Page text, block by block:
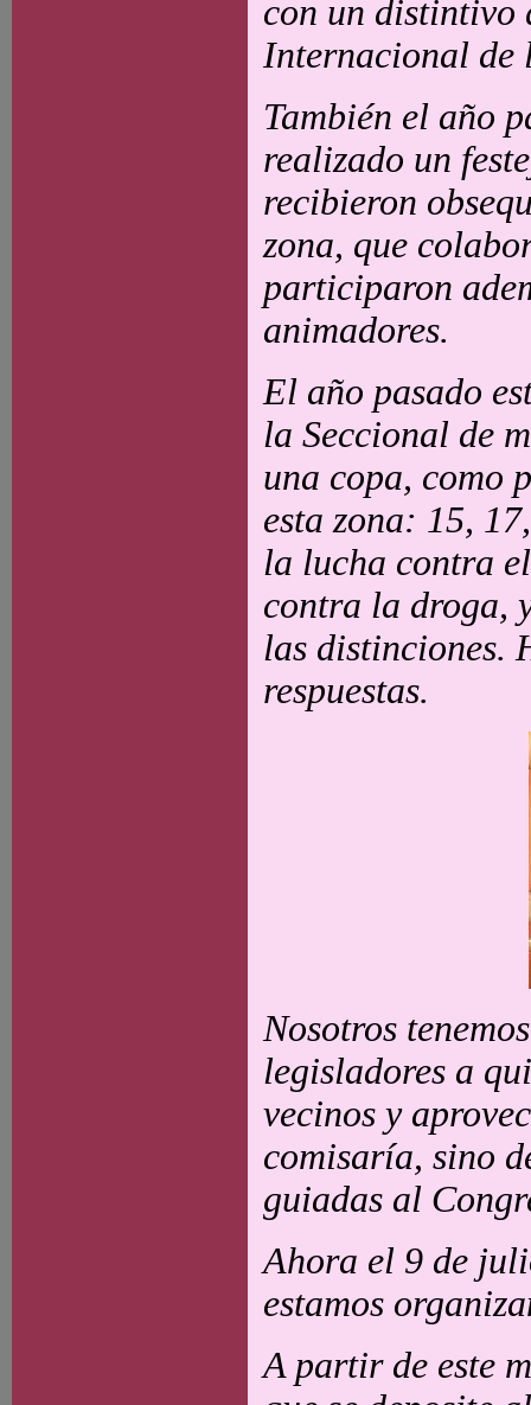
con un distintivo
Internacional de
También el año
realizado un
recibieron
zona, que
participaron
animadores.
El año pasado
la Seccional de
una copa, como
esta zona: 15,
la lucha contra
contra la droga,
las distinciones.
respuestas.
Nosotros
legisladores a
vecinos y
comisaría, sino
guiadas al
Ahora el 9 de
estamos
A partir de este